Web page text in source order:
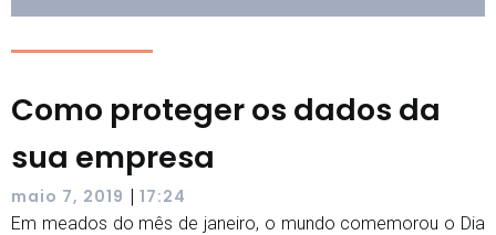
Como proteger os dados da
sua empresa
maio 7, 2019 | 17:24
Em meados do mês de janeiro, o mundo comemorou o Dia